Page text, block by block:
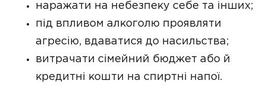
наражати на небезпеку себе та інших;
під впливом алкоголю проявляти
агресію, вдаватися до насильства;
витрачати сімейний бюджет або й
кредитні кошти на спиртні напої.